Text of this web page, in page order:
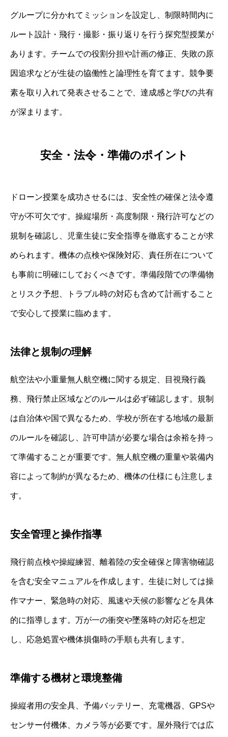
グループに分かれてミッションを設定し、制限時間内に
ルート設計・飛行・撮影・振り返りを行う探究型授業が
あります。チームでの役割分担や計画の修正、失敗の原
因追求などが生徒の協働性と論理性を育てます。競争要
素を取り入れて発表させることで、達成感と学びの共有
が深まります。
安全・法令・準備のポイント
ドローン授業を成功させるには、安全性の確保と法令遵
守が不可欠です。操縦場所・高度制限・飛行許可などの
規制を確認し、児童生徒に安全指導を徹底することが求
められます。機体の点検や保険対応、責任所在について
も事前に明確にしておくべきです。準備段階での準備物
とリスク予想、トラブル時の対応も含めて計画すること
で安心して授業に臨めます。
法律と規制の理解
航空法や小重量無人航空機に関する規定、目視飛行義
務、飛行禁止区域などのルールは必ず確認します。規制
は自治体や国で異なるため、学校が所在する地域の最新
のルールを確認し、許可申請が必要な場合は余裕を持っ
て準備することが重要です。無人航空機の重量や装備内
容によって制約が異なるため、機体の仕様にも注意しま
す。
安全管理と操作指導
飛行前点検や操縦練習、離着陸の安全確保と障害物確認
を含む安全マニュアルを作成します。生徒に対しては操
作マナー、緊急時の対応、風速や天候の影響などを具体
的に指導します。万が一の衝突や墜落時の対応を想定
し、応急処置や機体損傷時の手順も共有します。
準備する機材と環境整備
操縦者用の安全具、予備バッテリー、充電機器、GPSや
センサー付機体、カメラ等が必要です。屋外飛行では広